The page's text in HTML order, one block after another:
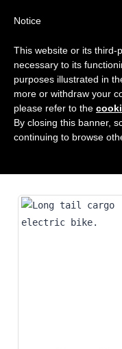
Notice
This website or its third-
necessary to its
purposes illustrated in
more or withdraw your
please refer to the
By closing this banner,
continuing to browse